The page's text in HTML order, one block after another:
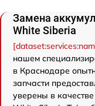
Замена
White Siberia
нашем
в Краснодаре
запчасти
уверены в